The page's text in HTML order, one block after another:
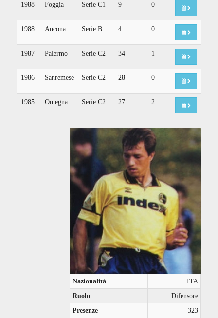
1988 Foggia Serie C1 9 0
1988 Ancona Serie B 4 0
1987 Palermo Serie C2 34 1
1986 Sanremese Serie C2 28 0
1985 Omegna Serie C2 27 2
Nazionalità
ITA
Ruolo
Difensore
Presenze
323